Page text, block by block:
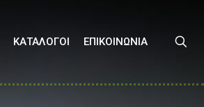
ΚΑΤΑΛΟΓΟΙ ΕΠΙΚΟΙΝΩΝΙΑ